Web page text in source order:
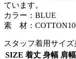
ています。
カラー：BLUE
素 材：
スタッフ着用サイズ
SIZE 着丈 身幅 肩幅